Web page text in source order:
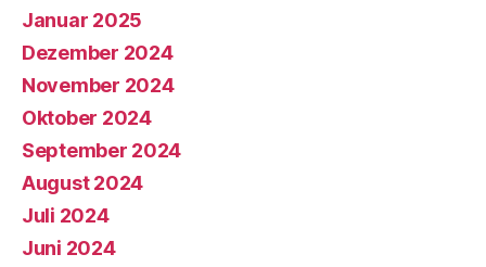
Januar 2025
Dezember 2024
November 2024
Oktober 2024
September 2024
August 2024
Juli 2024
Juni 2024